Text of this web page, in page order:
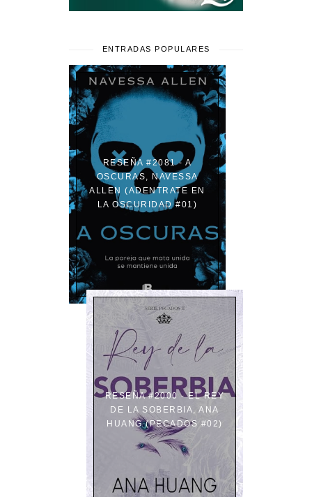
ENTRADAS POPULARES
RESEÑA #2081 - A
OSCURAS, NAVESSA
ALLEN (ADENTRATE EN
LA OSCURIDAD #01)
RESEÑA #2000 - EL REY
DE LA SOBERBIA, ANA
HUANG (PECADOS #02)